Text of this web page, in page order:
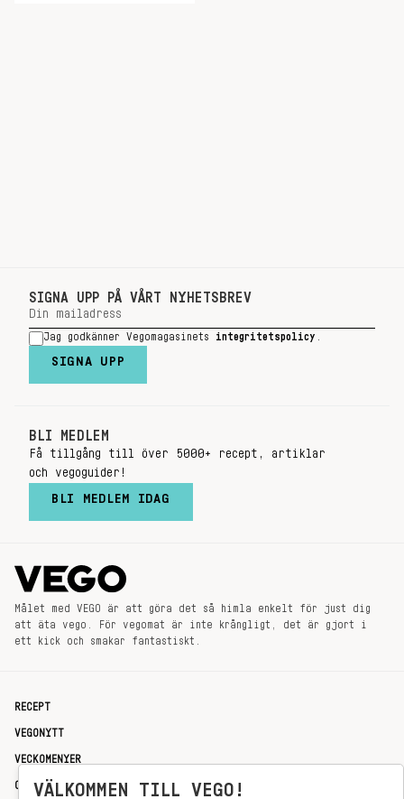
SIGNA UPP PÅ VÅRT NYHETSBREV
Jag godkänner Vegomagasinets integritetspolicy
SIGNA UPP
BLI MEDLEM
Få tillgång till över 5000+ recept, artiklar
och vegoguider!
BLI MEDLEM IDAG
Målet med VEGO är att göra det så himla enkelt för just dig
att äta vego. För vegomat är inte krångligt, det är gjort i
ett kick och smakar fantastiskt.
RECEPT
VEGONYTT
VECKOMENYER
OM OSSVÄLKOMMEN TILL VEGO!